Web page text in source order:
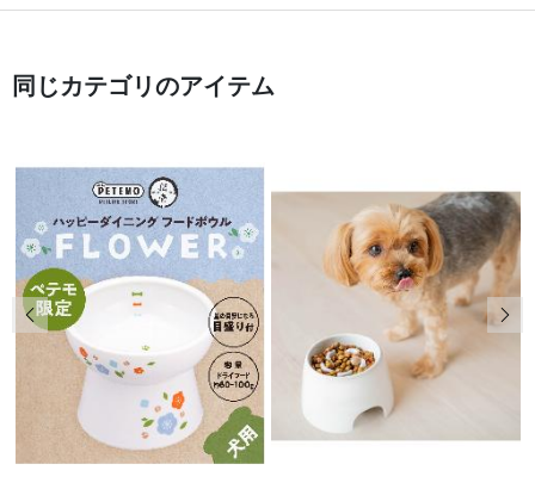
同じカテゴリのアイテム
前の画像 次